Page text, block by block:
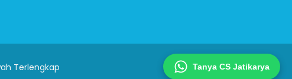
Terlengkap Tanya CS Jatikarya